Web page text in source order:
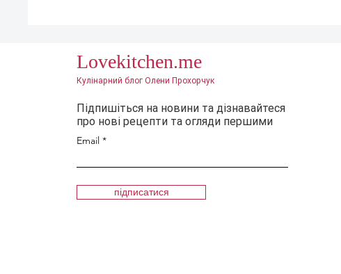
Lovekitchen.me
Кулінарний блог Олени Прохорчук
Підпишіться на новини та дізнавайтеся
про нові рецепти та огляди першими
Email
підписатися